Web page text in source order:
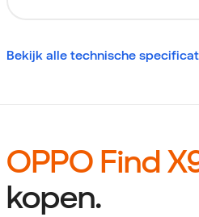
Bekijk alle technische
OPPO Find
kopen.